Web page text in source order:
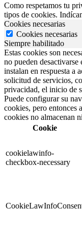
Como respetamos tu
tipos de cookies.
Cookies necesarias
Cookies necesarias
Siempre habilitado
Estas cookies son
no pueden desactivarse
instalan en respuesta a
solicitud de servicios,
privacidad, el inicio de
Puede configurar su
cookies, pero entonces
cookies no almacenan
Cookie
cookielawinfo-
checkbox-necessary